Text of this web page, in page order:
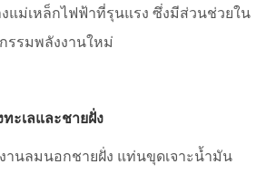
แม่เหล็กไฟฟ้าที่รุนแรง ซึ่งมีส่วนช่วยใน
รรมพลังงานใหม่
ะเลและชายฝั่ง
านลมนอกชายฝั่ง แท่นขุดเจาะน้ำมัน